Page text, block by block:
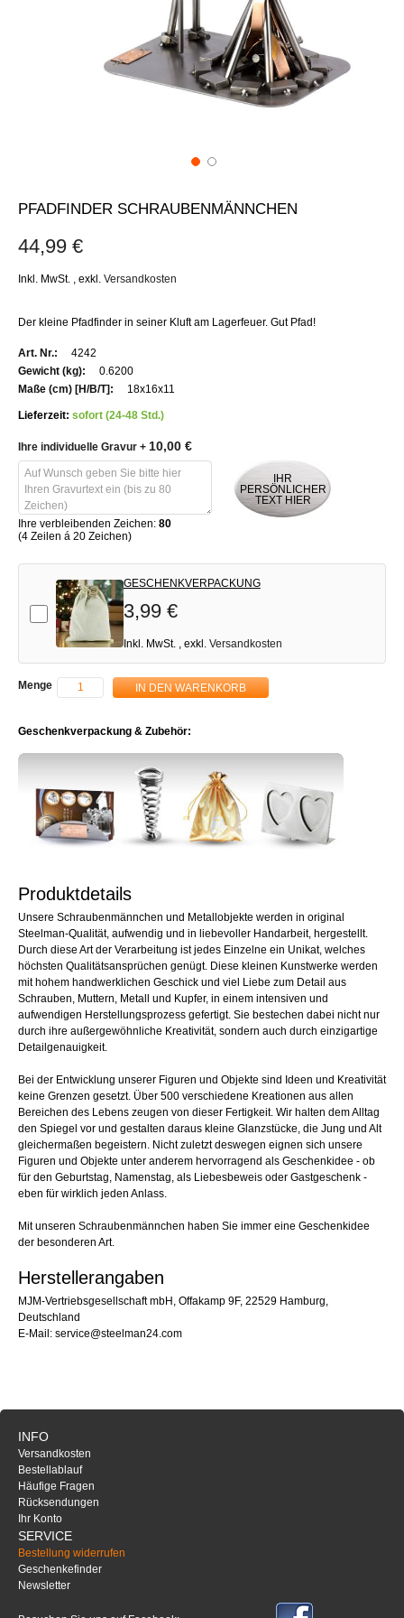
PFADFINDER SCHRAUBENMÄNNCHEN
44,99 €
Inkl. MwSt. exkl. Versandkosten
Der kleine Pfadfinder in seiner Kluft am Lagerfeuer. Gut Pfad!
Weitere
Informationen
4242
0.6200
18x16x11
Lieferzeit: sofort (24-48 Std.)
Ihre individuelle Gravur + 10,00 €
IHR
PERSÖNLICHER
TEXT HIER
Ihre verbleibenden Zeichen: 80
(4 Zeilen á 20 Zeichen)
Add-on
GESCHENKVERPACKUNG
3,99 €
Inkl. MwSt. , exkl. Versandkosten
Menge IN DEN WARENKORB
Geschenkverpackung & Zubehör:
Produktdetails
Unsere Schraubenmännchen und Metallobjekte werden in original
Steelman-Qualität, aufwendig und in liebevoller Handarbeit, hergestellt.
Durch diese Art der Verarbeitung ist jedes Einzelne ein Unikat, welches
höchsten Qualitätsansprüchen genügt. Diese kleinen Kunstwerke werden
mit hohem handwerklichen Geschick und viel Liebe zum Detail aus
Schrauben, Muttern, Metall und Kupfer, in einem intensiven und
aufwendigen Herstellungsprozess gefertigt. Sie bestechen dabei nicht nur
durch ihre außergewöhnliche Kreativität, sondern auch durch einzigartige
Detailgenauigkeit.
Bei der Entwicklung unserer Figuren und Objekte sind Ideen und Kreativität
keine Grenzen gesetzt. Über 500 verschiedene Kreationen aus allen
Bereichen des Lebens zeugen von dieser Fertigkeit. Wir halten dem Alltag
den Spiegel vor und gestalten daraus kleine Glanzstücke, die Jung und Alt
gleichermaßen begeistern. Nicht zuletzt deswegen eignen sich unsere
Figuren und Objekte unter anderem hervorragend als Geschenkidee - ob
für den Geburtstag, Namenstag, als Liebesbeweis oder Gastgeschenk -
eben für wirklich jeden Anlass.
Mit unseren Schraubenmännchen haben Sie immer eine Geschenkidee
der besonderen Art.
Herstellerangaben
MJM-Vertriebsgesellschaft mbH, Offakamp 9F, 22529 Hamburg,
Deutschland
E-Mail: service@steelman24.com
INFO
Versandkosten
Bestellablauf
Häufige Fragen
Rücksendungen
Ihr Konto
SERVICE
Bestellung widerrufen
Geschenkefinder
Newsletter